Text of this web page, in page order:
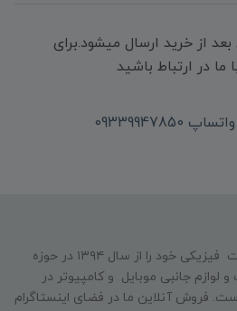
کاری بعد از خرید ارسال میشود.برای
در ارتباط باشید
فروشگاه عصر دیجیتال فعالیت فیزیکی خود را از سال ۱۳۹۴ در حوزه
لوازم جانبی موبایل و کامپیوتر در
فروش آنلاین ما در فضای اینستاگرام